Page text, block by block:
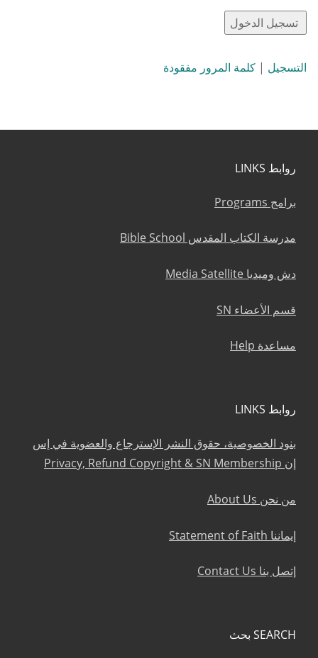
التسجيل | كلمة المرور مفقودة
روابط LINKS
برامج Programs
مدرسة الكتاب المقدس Bible School
دش وميديا Media Satellite
قسم الأعضاء SN
مساعدة Help
روابط LINKS
بنود الخصوصية، حقوق النشر الإسترجاع والعضوية في إس
إن Privacy, Refund Copyright & SN Membership
من نحن About Us
إيماننا Statement of Faith
إتصل بنا Contact Us
SEARCH بحث